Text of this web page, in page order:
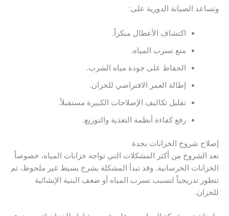
وتساعد الصيانة الدورية على:
اكتشاف الأعطال مبكراً.
منع تسرب المياه.
الحفاظ على جودة مياه الشرب.
إطالة العمر الافتراضي للخزان.
تقليل تكاليف الإصلاحات الكبيرة مستقبلاً.
رفع كفاءة أنظمة التغذية والتوزيع.
إصلاح شروخ الخزانات بجدة
تعد الشروخ من أكثر المشكلات التي تواجه خزانات المياه، خصوصاً
الخزانات الخرسانية. وقد تبدأ المشكلة بشرخ بسيط غير ملحوظ، ثم
تتطور تدريجياً لتسبب تسرب المياه أو ضعف البنية الإنشائية
للخزان.